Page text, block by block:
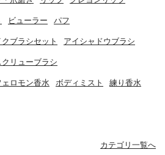
ビューラー パフ
クブラシセット アイシャドウブラシ
クリューブラシ
ェロモン香水 ボディミスト 練り香水
カテゴリ一覧へ